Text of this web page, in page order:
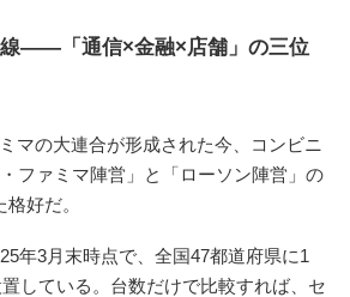
線——「通信×金融×店舗」の三位
マの大連合が形成された今、コンビニ
ファミマ陣営」と「ローソン陣営」の
好だ。
年3月末時点で、全国47都道府県に1
している。台数だけで比較すれば、セ